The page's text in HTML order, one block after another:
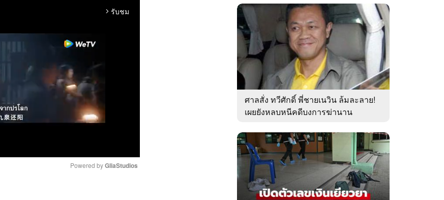
arrow_forward_ios รับชม
Powered by GliaStudios
ศาลสั่ง ทวีศักดิ์ พี่ชายเนวิน ล้มละลาย!
เผยยังหลบหนีคดีบงการฆ่านาน